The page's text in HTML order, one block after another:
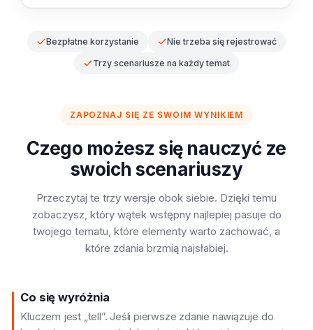
Bezpłatne korzystanie Nie trzeba się rejestrować
Trzy scenariusze na każdy temat
ZAPOZNAJ SIĘ ZE SWOIM WYNIKIEM
Czego możesz się nauczyć ze
swoich scenariuszy
Przeczytaj te trzy wersje obok siebie. Dzięki temu
zobaczysz, który wątek wstępny najlepiej pasuje do
twojego tematu, które elementy warto zachować, a
które zdania brzmią najsłabiej.
Co się wyróżnia
Kluczem jest „tell”. Jeśli pierwsze zdanie nawiązuje do